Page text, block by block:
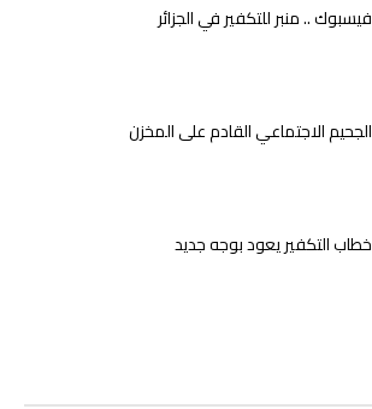
فيسبوك .. منبر للتكفير في الجزائر
الجحيم الاجتماعي القادم على المخزن
خطاب التكفير يعود بوجه جديد